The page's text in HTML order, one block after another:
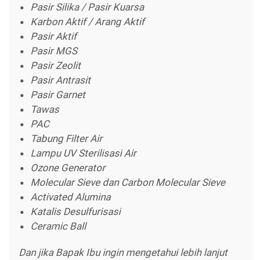
Pasir Silika / Pasir Kuarsa
Karbon Aktif / Arang Aktif
Pasir Aktif
Pasir MGS
Pasir Zeolit
Pasir Antrasit
Pasir Garnet
Tawas
PAC
Tabung Filter Air
Lampu UV Sterilisasi Air
Ozone Generator
Molecular Sieve dan Carbon Molecular Sieve
Activated Alumina
Katalis Desulfurisasi
Ceramic Ball
Dan jika Bapak Ibu ingin mengetahui lebih lanjut